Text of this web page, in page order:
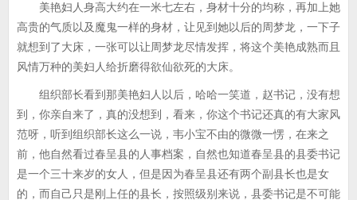
美艳妇人身高大约在一米七左右，身材十分的均称，再加上她
高贵的气质以及魔鬼一样的身材，让见到她以后的周梦龙，一下子
就想到了大床，一张可以让周梦龙尽情发挥，将这个美艳成熟而且
风情万种的美妇人给折磨得欲仙欲死的大床。
组织部长看到那美艳妇人以后，哈哈一笑道，赵书记，没有想
到，你亲自来了，真的没想到，看来，你这个书记还真的有大家风
范呀，听到组织部长这么一说，韦小宝不由的微微一愣，在来之
前，他自然看过春呈县的人事档案，自然也知道春呈县的县委书记
是一个三十来岁的女人，但是因为春呈县还有两个副县长也是女
的，而自己只是刚上任的县长，按照级别来说，县委书记是不可能